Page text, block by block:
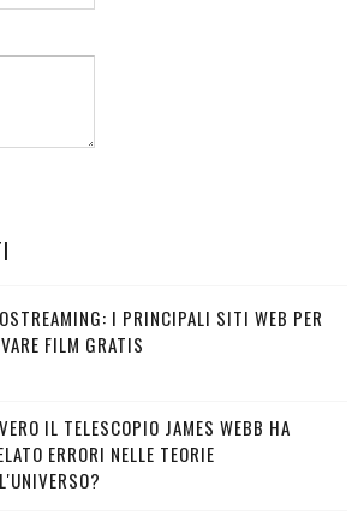
I PRINCIPALI SITI WEB PER
FILM GRATIS
IL TELESCOPIO JAMES WEBB HA
ERRORI NELLE TEORIE